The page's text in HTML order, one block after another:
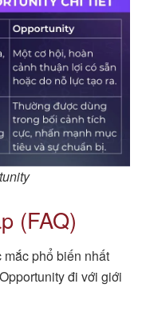
(FAQ)
phổ biến nhất
đi với giới